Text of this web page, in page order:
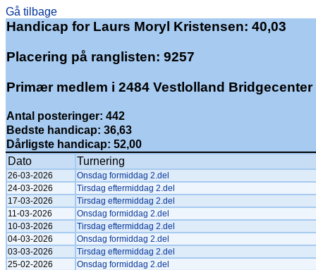
Gå tilbage
Handicap for Laurs Moryl Kristensen: 40,03
Placering på ranglisten: 9257
Primær medlem i 2484 Vestlolland Bridgecenter
Antal posteringer: 442
Bedste handicap: 36,63
Dårligste handicap: 52,00
Dato
Turnering
26-03-2026
Onsdag formiddag 2.del
24-03-2026
Tirsdag eftermiddag 2.del
17-03-2026
Tirsdag eftermiddag 2.del
11-03-2026
Onsdag formiddag 2.del
10-03-2026
Tirsdag eftermiddag 2.del
04-03-2026
Onsdag formiddag 2.del
03-03-2026
Tirsdag eftermiddag 2.del
25-02-2026
Onsdag formiddag 2.del